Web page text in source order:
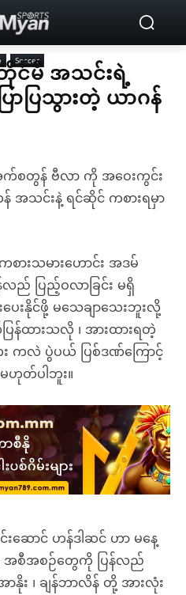
Soccer
င်မီ အသင်းရဲ့
ာပြသွားတဲ့ ယာဂန်
စတွန် ဗီလာ ကို အဝေးကွင်း
သင်းနဲ့ ရင်ဆိုင် ကစားရမှာ
ားသမားဟောင်း အဒမ်
ည် ပြည့်ဝလာခြင်း မရှိ
ပေးနိုင်ဖို့ မသေချာသေးဘူးလို့
ြန်ထားသလို ၊ အားထားရတဲ့
ကလဲ ပွဲပယ် ပြစ်ဒဏ်ကြောင့်
မဟုတ်ပါဘူး။
းဆောင် ဟန်ဒါဆင် ဟာ မနေ့
အစီအစဉ်တွေကို ပြန်လည်
ာနိုး ၊ ချန်ဘာလိန် တို့ အားလုံး